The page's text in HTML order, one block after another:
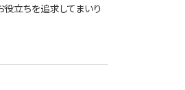
立ちを追求してまいり